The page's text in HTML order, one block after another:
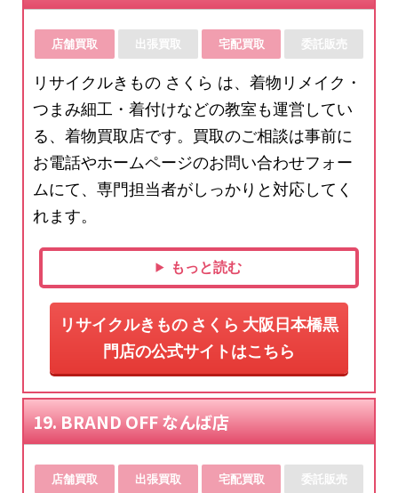
店舗買取 出張買取 宅配買取 委託販売
リサイクルきもの さくら は、着物リメイク・
つまみ細工・着付けなどの教室も運営してい
る、着物買取店です。買取のご相談は事前に
お電話やホームページのお問い合わせフォー
ムにて、専門担当者がしっかりと対応してく
れます。
もっと読む
リサイクルきもの さくら 大阪日本橋黒
門店の公式サイトはこちら
19. BRAND OFF なんば店
店舗買取 出張買取 宅配買取 委託販売